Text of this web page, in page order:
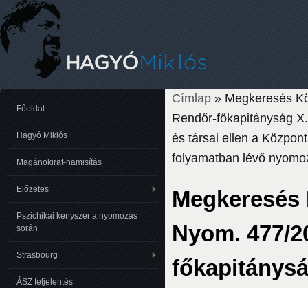
Címlap » Megkeresés
Rendőr-főkapitányság
és társai ellen a
folyamatban lévő
Nyom. 477/
Főoldal
Hagyó Miklós
Magánokirat-hamisítás
Előzetes
Pszichikai kényszer a nyomozás
során
Strasbourg
ÁSZ feljelentés